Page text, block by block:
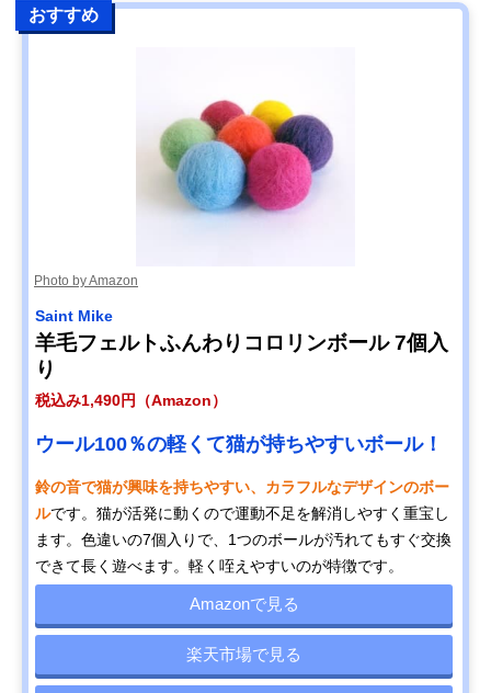
おすすめ
Photo by Amazon
Saint Mike
羊毛フェルトふんわりコロリンボール 7個入
り
税込み1,490円（Amazon）
ウール100％の軽くて猫が持ちやすいボール！
鈴の音で猫が興味を持ちやすい、カラフルなデザインのボー
ルです。猫が活発に動くので運動不足を解消しやすく重宝し
ます。色違いの7個入りで、1つのボールが汚れてもすぐ交換
できて長く遊べます。軽く咥えやすいのが特徴です。
Amazonで見る
楽天市場で見る